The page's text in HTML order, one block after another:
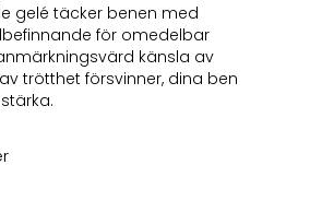
gelé täcker benen med
för omedelbar
känsla av
trötthet försvinner, dina ben